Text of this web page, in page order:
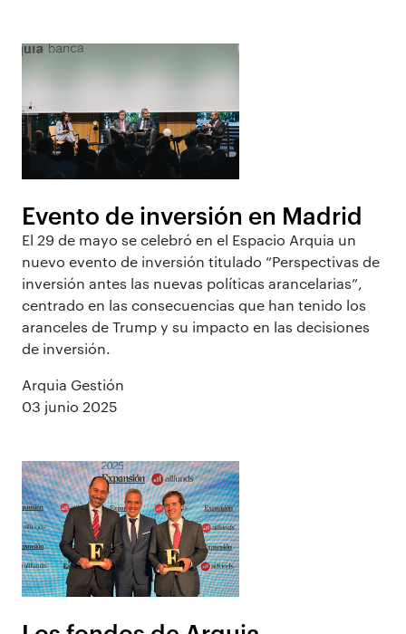
Evento de inversión en Madrid
El 29 de mayo se celebró en el Espacio Arquia un
nuevo evento de inversión titulado “Perspectivas de
inversión antes las nuevas políticas arancelarias”,
centrado en las consecuencias que han tenido los
aranceles de Trump y su impacto en las decisiones
de inversión.
Arquia Gestión
03 junio 2025